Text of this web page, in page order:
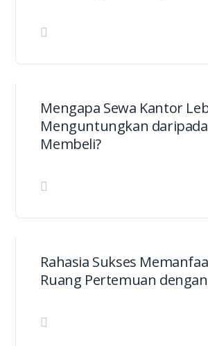
Mengapa Sewa Kantor
Menguntungkan daripada
Membeli?
Rahasia Sukses
Ruang Pertemuan